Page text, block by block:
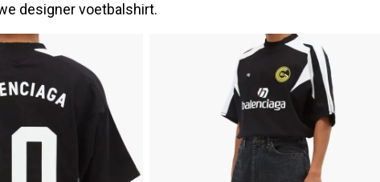
designer voetbalshirt.